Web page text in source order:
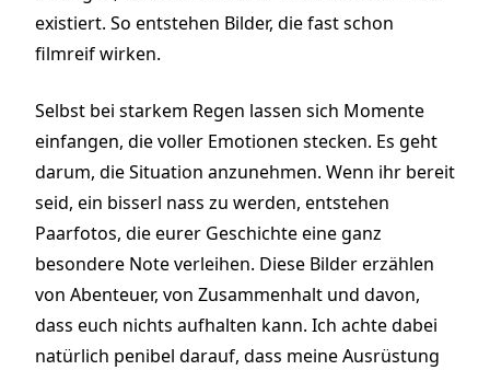
existiert. So entstehen Bilder, die fast schon
filmreif wirken.
Selbst bei starkem Regen lassen sich Momente
einfangen, die voller Emotionen stecken. Es geht
darum, die Situation anzunehmen. Wenn ihr bereit
seid, ein bisserl nass zu werden, entstehen
Paarfotos, die eurer Geschichte eine ganz
besondere Note verleihen. Diese Bilder erzählen
von Abenteuer, von Zusammenhalt und davon,
dass euch nichts aufhalten kann. Ich achte dabei
natürlich penibel darauf, dass meine Ausrüstung